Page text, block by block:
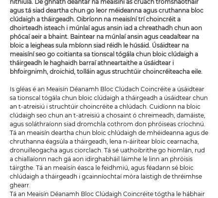
nithiúla. De ghnáth déantar na meaisíní as cruach tromshaothair
agus tá siad deartha chun go leor méideanna agus cruthanna bloc
clúdaigh a tháirgeadh. Oibríonn na meaisíní trí choincréit a
dhoirteadh isteach i múnlaí agus ansin iad a chreathadh chun aon
phócaí aeir a bhaint. Baintear na múnlaí ansin agus ceadaítear na
bloic a leigheas sula mbíonn siad réidh le húsáid. Úsáidtear na
meaisíní seo go coitianta sa tionscal tógála chun bloic clúdaigh a
tháirgeadh le haghaidh barraí athneartaithe a úsáidtear i
bhfoirgnimh, droichid, tolláin agus struchtúir choincréiteacha eile.
Is gléas é an Meaisín Déanamh Bloc Clúdach Coincréite a úsáidtear
sa tionscal tógála chun bloic clúdaigh a tháirgeadh a úsáidtear chun
an t-atreisiú i struchtúir choincréite a chlúdach. Cuidíonn na bloic
clúdaigh seo chun an t-atreisiú a chosaint ó chreimeadh, damáiste,
agus soláthraíonn siad dromchla cothrom don phróiseas críochnú.
Tá an meaisín deartha chun bloic chlúdaigh de mhéideanna agus de
chruthanna éagsúla a tháirgeadh, lena n-áirítear bloic cearnacha,
dronuilleogacha agus ciorclach. Tá sé uathoibrithe go hiomlán, rud
a chiallaíonn nach gá aon idirghabháil láimhe le linn an phróisis
táirgthe. Tá an meaisín éasca le feidhmiú, agus féadann sé bloic
chlúdaigh a tháirgeadh i gcainníochtaí móra laistigh de thréimhse
ghearr.
Tá an Meaisín Déanamh Bloc Clúdaigh Coincréite tógtha le hábhair